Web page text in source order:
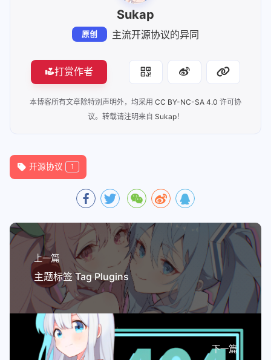
Sukap
原创 主流开源协议的异同
打赏作者
本博客所有文章除特别声明外，均采用 CC BY-NC-SA 4.0 许可协
议。转载请注明来自 Sukap！
开源协议 1
上一篇
主题标签 Tag Plugins
下一篇